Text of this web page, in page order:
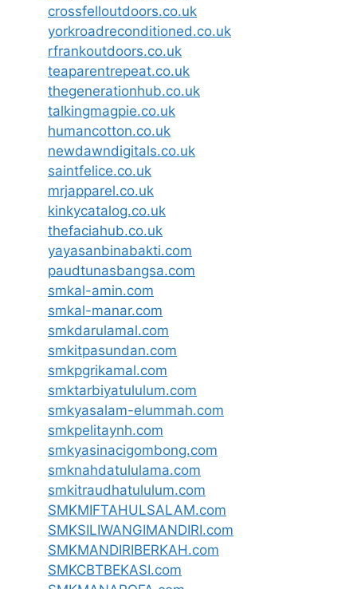
crossfelloutdoors.co.uk
yorkroadreconditioned.co.uk
rfrankoutdoors.co.uk
teaparentrepeat.co.uk
thegenerationhub.co.uk
talkingmagpie.co.uk
humancotton.co.uk
newdawndigitals.co.uk
saintfelice.co.uk
mrjapparel.co.uk
kinkycatalog.co.uk
thefaciahub.co.uk
yayasanbinabakti.com
paudtunasbangsa.com
smkal-amin.com
smkal-manar.com
smkdarulamal.com
smkitpasundan.com
smkpgrikamal.com
smktarbiyatululum.com
smkyasalam-elummah.com
smkpelitaynh.com
smkyasinacigombong.com
smknahdatululama.com
smkitraudhatululum.com
SMKMIFTAHULSALAM.com
SMKSILIWANGIMANDIRI.com
SMKMANDIRIBERKAH.com
SMKCBTBEKASI.com